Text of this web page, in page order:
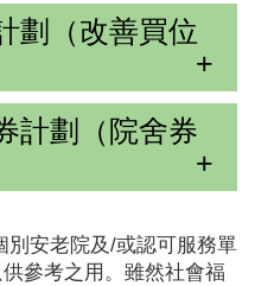
劃（改善買位
計劃（院舍券
別安老院及/或認可服務單
參考之用。雖然社會福